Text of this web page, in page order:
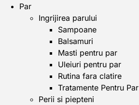
Par
Ingrijirea parului
Sampoane
Balsamuri
Masti pentru par
Uleiuri pentru par
Rutina fara clatire
Tratamente Pentru Par
Perii si piepteni